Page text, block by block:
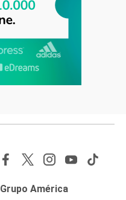
Grupo América